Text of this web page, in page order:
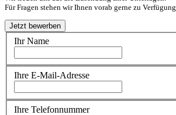
Für Fragen stehen wir Ihnen vorab gerne zu Verfügung.
Ihr Name
Ihre E-Mail-Adresse
Ihre Telefonnummer